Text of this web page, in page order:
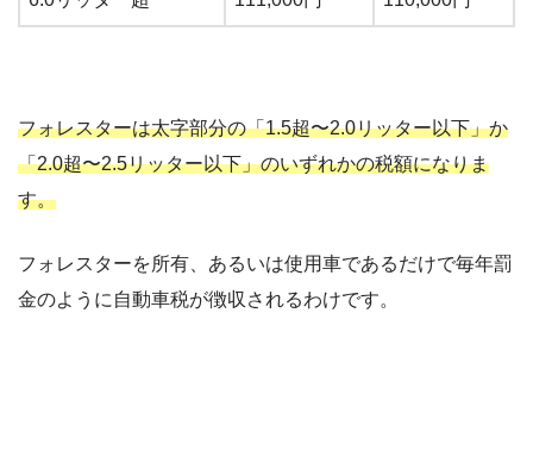
フォレスターは太字部分の「1.5超〜2.0リッター以下」か
「2.0超〜2.5リッター以下」のいずれかの税額になりま
す。
フォレスターを所有、あるいは使用車であるだけで毎年罰
金のように自動車税が徴収されるわけです。